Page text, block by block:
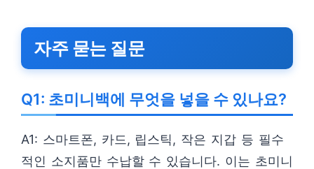
자주 묻는 질문
Q1: 초미니백에 무엇을 넣을 수 있나요?
A1: 스마트폰, 카드, 립스틱, 작은 지갑 등 필수
적인 소지품만 수납할 수 있습니다. 이는 초미니